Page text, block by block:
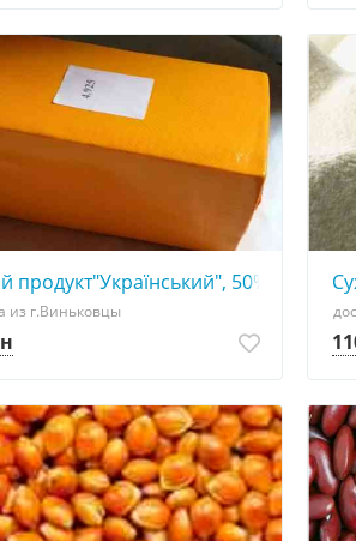
речовині, круг, брус
продукт"Український", 50% жиру в
из г.Виньковцы